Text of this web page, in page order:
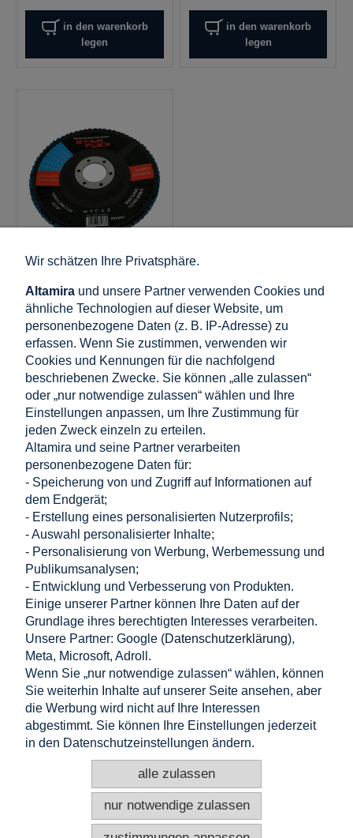
in den warenkorb
legen
in den warenkorb
legen
Starflex –
Fächerschleifscheibe
abgewinkelt T29 125
mm Zirkon P100 INOX
1,47 €
inkl. 19% MwSt., zzgl.
Nettopreis:1,23 €
in den warenkorb
legen
Einkaufen
Hilfe
Mein Konto
Information
KONTAKT
Altamira Sp. z o. o.
Budowlanych 6/51, 95-040 Koluszki, Polen
+48 724 999 949
info@e-altamira.de
Kundenservice: Mo–Fr 8:00–16:00
Wir schätzen Ihre Privatsphäre.
Altamira und unsere Partner verwenden Cookies und
ähnliche Technologien auf dieser Website, um
personenbezogene Daten (z. B. IP-Adresse) zu
erfassen. Wenn Sie zustimmen, verwenden wir
Cookies und Kennungen für die nachfolgend
beschriebenen Zwecke. Sie können „alle zulassen“
oder „nur notwendige zulassen“ wählen und Ihre
Einstellungen anpassen, um Ihre Zustimmung für
jeden Zweck einzeln zu erteilen.
Altamira und seine Partner verarbeiten
personenbezogene Daten für:
- Speicherung von und Zugriff auf Informationen auf
dem Endgerät;
- Erstellung eines personalisierten Nutzerprofils;
- Auswahl personalisierter Inhalte;
- Personalisierung von Werbung, Werbemessung und
Publikumsanalysen;
- Entwicklung und Verbesserung von Produkten.
Einige unserer Partner können Ihre Daten auf der
Grundlage ihres berechtigten Interesses verarbeiten.
Unsere Partner: Google (Datenschutzerklärung),
Meta, Microsoft, Adroll.
Wenn Sie „nur notwendige zulassen“ wählen, können
Sie weiterhin Inhalte auf unserer Seite ansehen, aber
die Werbung wird nicht auf Ihre Interessen
abgestimmt. Sie können Ihre Einstellungen jederzeit
in den Datenschutzeinstellungen ändern.
nur notwendige zulassen
alle zulassen